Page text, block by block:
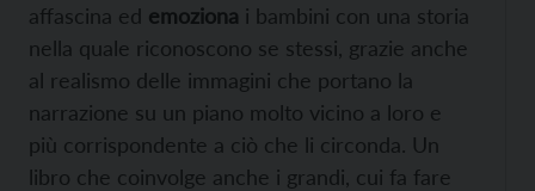
affascina ed emoziona i bambini con una storia
nella quale riconoscono se stessi, grazie anche
al realismo delle immagini che portano la
narrazione su un piano molto vicino a loro e
più corrispondente a ciò che li circonda. Un
libro che coinvolge anche i grandi, cui fa fare